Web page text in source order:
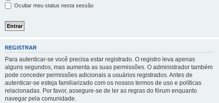
Ocultar meu status nesta sessão
REGISTRAR
Para autenticar-se você precisa estar registrado. O registro leva apenas
alguns segundos, mas aumenta as suas permissões. O administrador também
pode conceder permissões adicionais a usuários registrados. Antes de
autenticar-se esteja familiarizado com os nossos termos de uso e políticas
relacionadas. Por favor, assegure-se de ler as regras do fórum enquanto
navegar pela comunidade.